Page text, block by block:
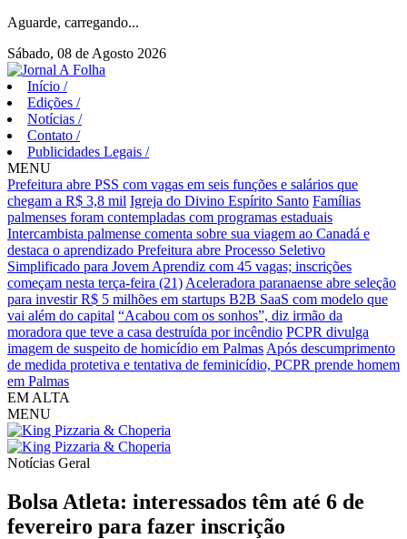
Aguarde, carregando...
Sábado, 08 de Agosto 2026
Início /
Edições /
Notícias /
Contato /
Publicidades Legais /
MENU
Prefeitura abre PSS com vagas em seis funções e salários que
chegam a R$ 3,8 mil Igreja do Divino Espírito Santo Famílias
palmenses foram contempladas com programas estaduais
Intercambista palmense comenta sobre sua viagem ao Canadá e
destaca o aprendizado Prefeitura abre Processo Seletivo
Simplificado para Jovem Aprendiz com 45 vagas; inscrições
começam nesta terça-feira (21) Aceleradora paranaense abre seleção
para investir R$ 5 milhões em startups B2B SaaS com modelo que
vai além do capital “Acabou com os sonhos”, diz irmão da
moradora que teve a casa destruída por incêndio PCPR divulga
imagem de suspeito de homicídio em Palmas Após descumprimento
de medida protetiva e tentativa de feminicídio, PCPR prende homem
em Palmas
EM ALTA
MENU
Notícias Geral
Bolsa Atleta: interessados têm até 6 de
fevereiro para fazer inscrição